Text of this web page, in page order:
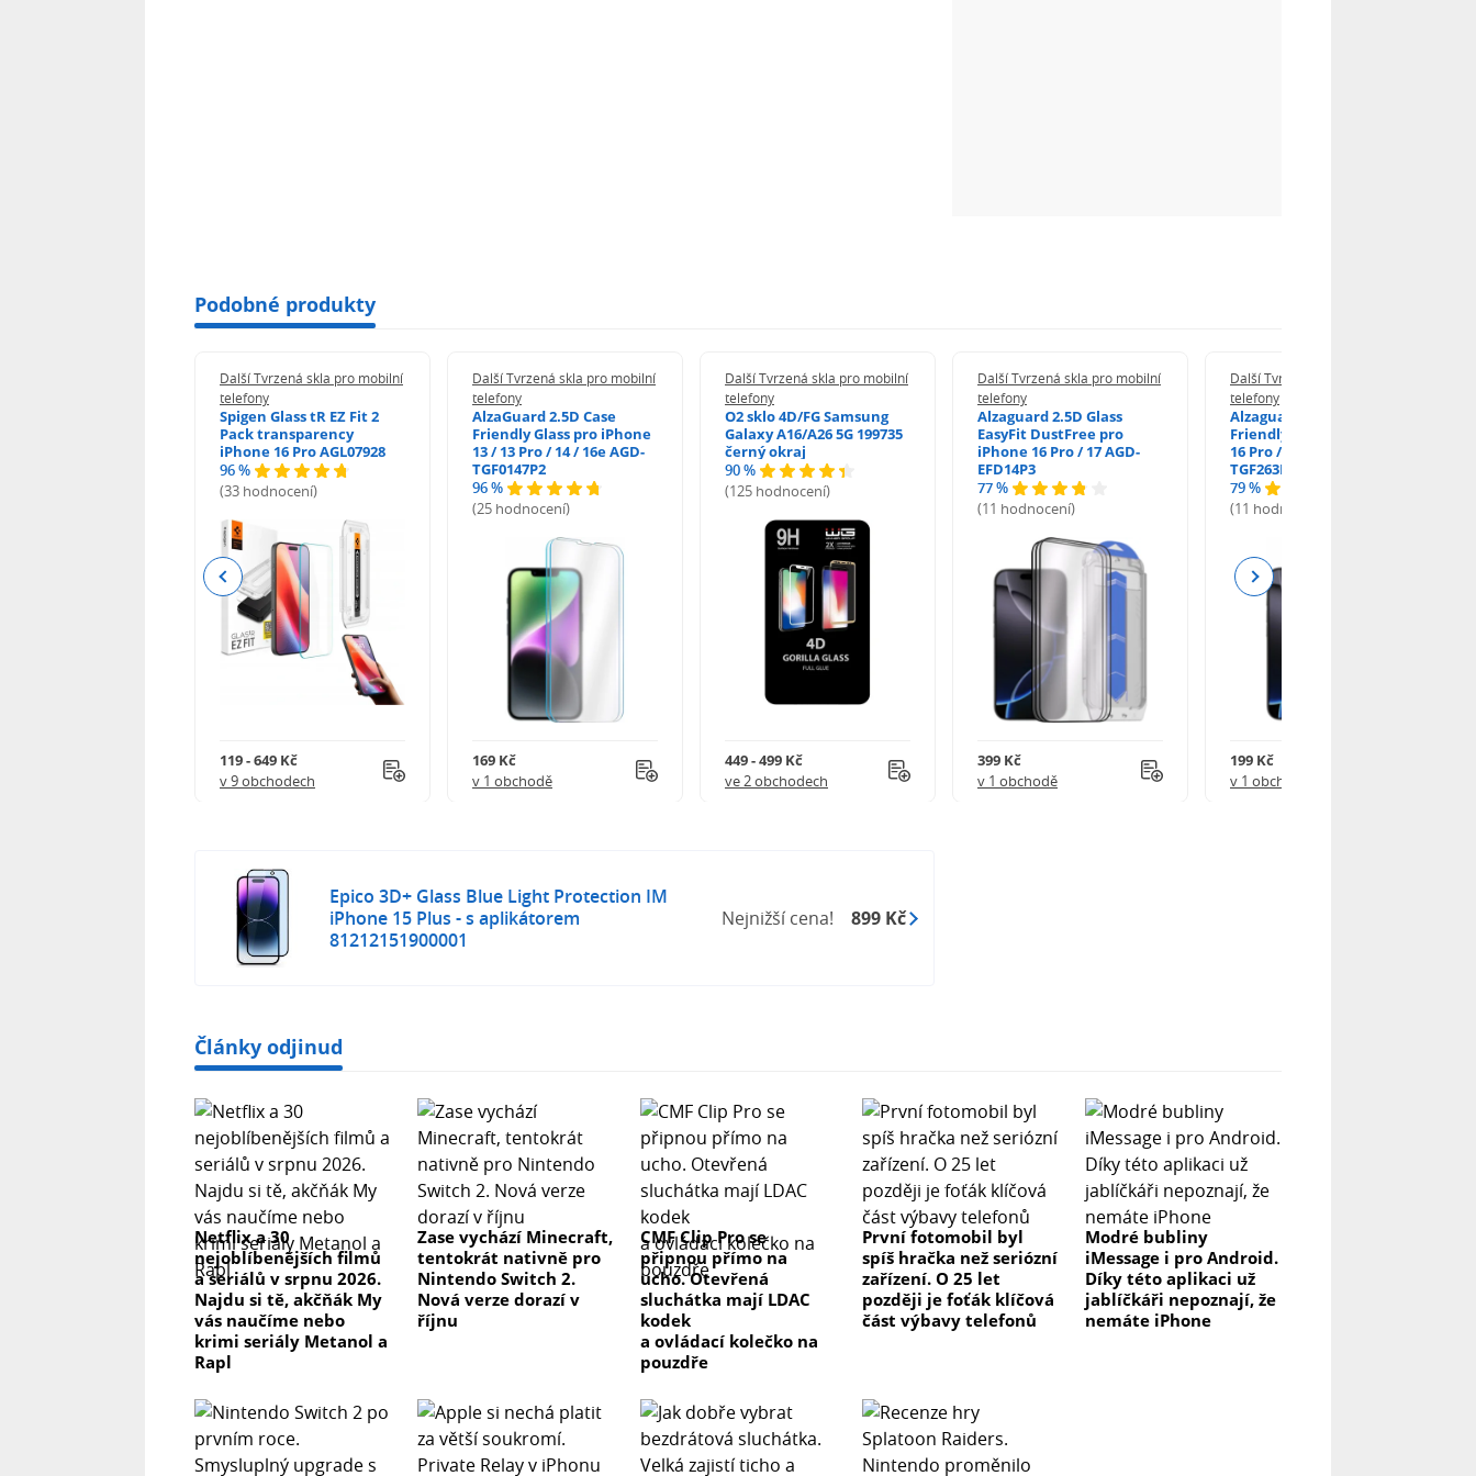
Podobné produkty
Další Tvrzená skla pro mobilní
telefony
Spigen Glass tR EZ Fit 2
Pack transparency
iPhone 16 Pro AGL07928
96 %
(33 hodnocení)
119 - 649 Kč
v 9 obchodech
Další Tvrzená skla pro mobilní
telefony
AlzaGuard 2.5D Case
Friendly Glass pro iPhone
13 / 13 Pro / 14 / 16e AGD-
TGF0147P2
96 %
(25 hodnocení)
169 Kč
v 1 obchodě
Další Tvrzená skla pro mobilní
telefony
O2 sklo 4D/FG Samsung
Galaxy A16/A26 5G 199735
černý okraj
90 %
(125 hodnocení)
449 - 499 Kč
ve 2 obchodech
Další Tvrzená skla pro mobilní
telefony
Alzaguard 2.5D Glass
EasyFit DustFree pro
iPhone 16 Pro / 17 AGD-
EFD14P3
77 %
(11 hodnocení)
399 Kč
v 1 obchodě
Další Tvrzená skla pro mobilní
telefony
Alzaguard 2.5D Case
Friendly Glass pro iPhone
16 Pro / 17 / 17 Pro AGD-
TGF263P2
79 %
(11 hodnocení)
199 Kč
v 1 obchodě
Previous Next
Epico 3D+ Glass Blue Light Protection IM
iPhone 15 Plus - s aplikátorem
81212151900001
Nejnižší cena! 899 Kč
Články odjinud
Netflix a 30
nejoblíbenějších filmů
a seriálů v srpnu 2026.
Najdu si tě, akčňák My
vás naučíme nebo
krimi seriály Metanol a
Rapl
Zase vychází Minecraft,
tentokrát nativně pro
Nintendo Switch 2.
Nová verze dorazí v
říjnu
CMF Clip Pro se
připnou přímo na
ucho. Otevřená
sluchátka mají LDAC
kodek
a ovládací kolečko na
pouzdře
První fotomobil byl
spíš hračka než seriózní
zařízení. O 25 let
později je foťák klíčová
část výbavy telefonů
Modré bubliny
iMessage i pro Android.
Díky této aplikaci už
jablíčkáři nepoznají, že
nemáte iPhone